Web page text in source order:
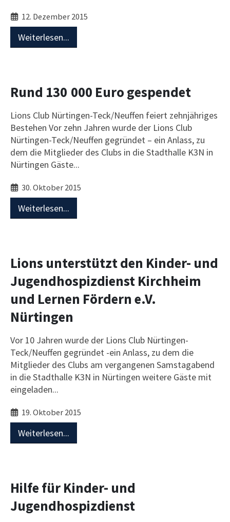
12. Dezember 2015
Weiterlesen...
Rund 130 000 Euro gespendet
Lions Club Nürtingen-Teck/Neuffen feiert zehnjähriges
Bestehen Vor zehn Jahren wurde der Lions Club
Nürtingen-Teck/Neuffen gegründet – ein Anlass, zu
dem die Mitglieder des Clubs in die Stadthalle K3N in
Nürtingen Gäste...
30. Oktober 2015
Weiterlesen...
Lions unterstützt den Kinder- und
Jugendhospizdienst Kirchheim
und Lernen Fördern e.V.
Nürtingen
Vor 10 Jahren wurde der Lions Club Nürtingen-
Teck/Neuffen gegründet -ein Anlass, zu dem die
Mitglieder des Clubs am vergangenen Samstagabend
in die Stadthalle K3N in Nürtingen weitere Gäste mit
eingeladen...
19. Oktober 2015
Weiterlesen...
Hilfe für Kinder- und
Jugendhospizdienst